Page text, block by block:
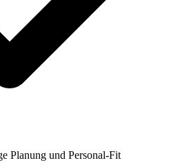
Planung und Personal-Fit